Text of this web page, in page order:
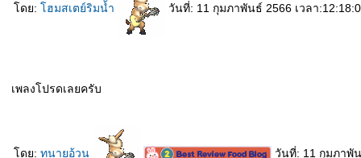
ดย: ฮมสเตย์ริมน้ำ วันที่: 11 กุมภาพันธ์ 2566 เวลา
เพลงโปรดเลยครับ
ดย: ทนายอ้วน วันที่: 11 กุมภาพั